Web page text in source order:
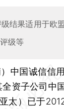
结果适用于欧
级等
中国诚信信
资子公司中
太）已于